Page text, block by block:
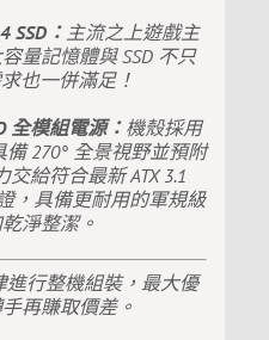
SSD： 主流之上遊戲主
量記憶體與 SSD 不只
也一併滿足！
全模組電源：機殼採用
270° 全景視野並預附
給符合最新 ATX 3.1
，具備更耐用的軍規級
淨整潔。
行整機組裝，最大優
再賺取價差。